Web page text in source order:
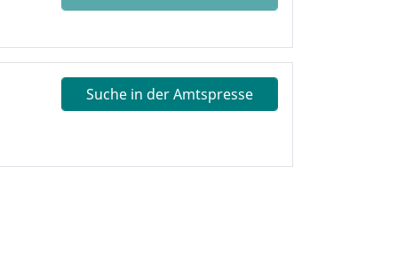
Suche in der Amtspresse